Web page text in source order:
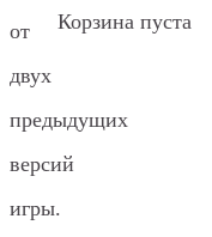
Корзина пуста
от
двух
предыдущих
версий
игры.